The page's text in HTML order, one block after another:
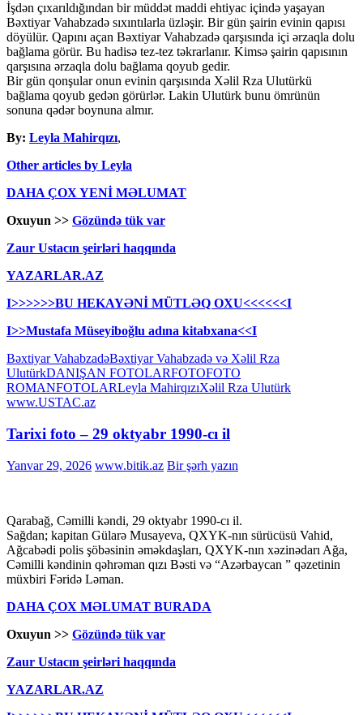
İşdən çıxarıldığından bir müddət maddi ehtiyac içində yaşayan
Bəxtiyar Vahabzadə sıxıntılarla üzləşir. Bir gün şairin evinin qapısı
döyülür. Qapını açan Bəxtiyar Vahabzadə qarşısında içi ərzaqla dolu
bağlama görür. Bu hadisə tez-tez təkrarlanır. Kimsə şairin qapısının
qarşısına ərzaqla dolu bağlama qoyub gedir.
Bir gün qonşular onun evinin qarşısında Xəlil Rza Ulutürkü
bağlama qoyub gedən görürlər. Lakin Ulutürk bunu ömrünün
sonuna qədər boynuna almır.
By: Leyla Mahirqızı,
Other articles by Leyla
DAHA ÇOX YENİ MƏLUMAT
Oxuyun >> Gözündə tük var
Zaur Ustacın şeirləri haqqında
YAZARLAR.AZ
I>>>>>>BU HEKAYƏNİ MÜTLƏQ OXU<<<<<<I
I>>Mustafa Müseyiboğlu adına kitabxana<<I
Bəxtiyar VahabzadəBəxtiyar Vahabzadə və Xəlil Rza
UlutürkDANIŞAN FOTOLARFOTOFOTO
ROMANFOTOLARLeyla MahirqızıXəlil Rza Ulutürk
www.USTAC.az
Tarixi foto – 29 oktyabr 1990-cı il
Yanvar 29, 2026 www.bitik.az Bir şərh yazın
Qarabağ, Cəmilli kəndi, 29 oktyabr 1990-cı il.
Sağdan; kapitan Gülarə Musayeva, QXYK-nın sürücüsü Vahid,
Ağcabədi polis şöbəsinin əməkdaşları, QXYK-nın xəzinədarı Ağa,
Cəmilli kəndinin qəhrəman qızı Bəsti və “Azərbaycan ” qəzetinin
müxbiri Fəridə Ləman.
DAHA ÇOX MƏLUMAT BURADA
Oxuyun >> Gözündə tük var
Zaur Ustacın şeirləri haqqında
YAZARLAR.AZ